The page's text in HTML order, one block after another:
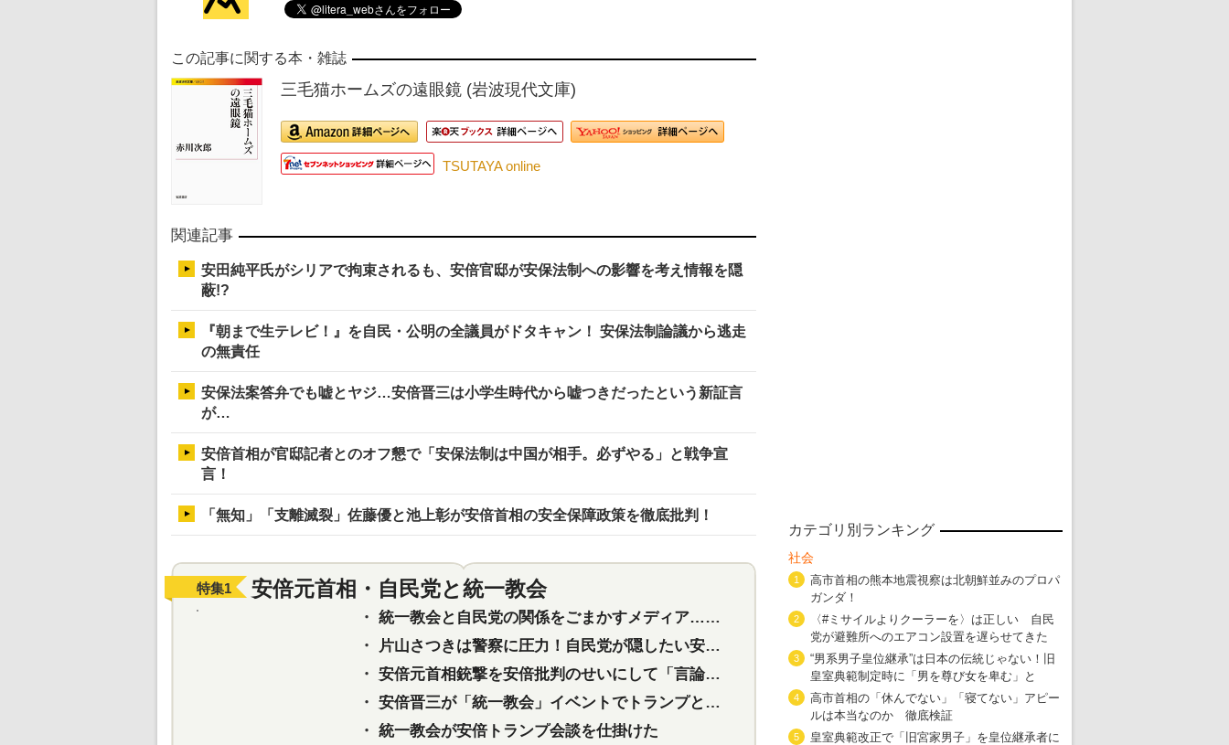
この記事に関する本・雑誌
三毛猫ホームズの遠眼鏡 (岩波現代文庫)
TSUTAYA online
関連記事
安田純平氏がシリアで拘束されるも、安倍官邸が安保法制への影響を考え情報を隠
蔽!?
『朝まで生テレビ！』を自民・公明の全議員がドタキャン！ 安保法制論議から逃走
の無責任
安保法案答弁でも嘘とヤジ…安倍晋三は小学生時代から嘘つきだったという新証言
が…
安倍首相が官邸記者とのオフ懇で「安保法制は中国が相手。必ずやる」と戦争宣
言！
「無知」「支離滅裂」佐藤優と池上彰が安倍首相の安全保障政策を徹底批判！
特集1 安倍元首相・自民党と統一教会
・ 統一教会と自民党の関係をごまかすメディア…民放は有田芳生に発言自粛を要求
・
片山さつきは警察に圧力！自民党が隠したい安倍元首相と統一教会の深い関係
・ 安倍元首相銃撃を安倍批判のせいにして「言論封殺」に利用する自民党応援団
・ 安倍晋三が「統一教会」イベントでトランプと演説！同性婚や夫婦別姓を攻撃
・ 統一教会が安倍トランプ会談を仕掛けた
特集2 東京五輪強行開催特別企画 大ウソだら
・ 五輪入場行進にすぎやまこういちの曲、杉田水脈の
・ 大ウソだらけの東京五輪！ 安倍・菅・森はどんな嘘を
・ 五輪サッカー・久保建英が南アの陽性者に「僕らに損ではない
・
五輪関係者が入国当日、築地を散歩！
・ 五輪でIOCラウンジ以外にVIPルーム、広告代理店は物品購入
カテゴリ別ランキング
社会
1
高市首相の熊本地震視察は北朝鮮並みのプロパ
ガンダ！
2
〈#ミサイルよりクーラーを〉は正しい 自民
党が避難所へのエアコン設置を遅らせてきた
3
“男系男子皇位継承”は日本の伝統じゃない！旧
皇室典範制定時に「男を尊び女を卑む」と
4
高市首相の「休んでない」「寝てない」アピー
ルは本当なのか 徹底検証
5
皇室典範改正で「旧宮家男子」を皇位継承者に